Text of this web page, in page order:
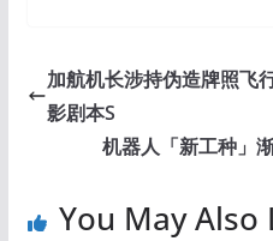
加航机长涉持伪造牌照飞
影剧本S
机器人「新工种」
You May Also